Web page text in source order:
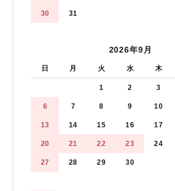
30 31
2026年9月
日 月 火 水 木
1 2 3
6 7 8 9 10
13 14 15 16 17
20 21 22 23 24
27 28 29 30